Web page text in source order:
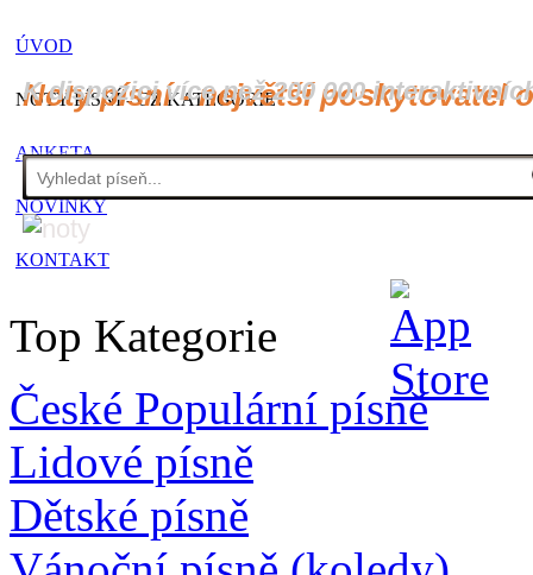
ÚVOD
NOTY PÍSNÍ - CZ KATEGORIE
ANKETA
NOVINKY
KONTAKT
Noty písní - největší poskytovatel
K dispozici více než 200 000
Top Kategorie
České Populární písně
Lidové písně
Dětské písně